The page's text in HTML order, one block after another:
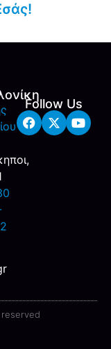
Follow Us